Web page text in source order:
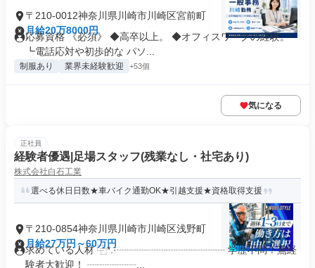
〒210-0012神奈川県川崎市川崎区宮前町
月給20万8000円
応募資格 《必須》 ◆高卒以上。 ◆オフィスワークの経験。
┗電話応対や初歩的な パソ...
制服あり 業界未経験歓迎 +53個
気になる
正社員
経験者優遇|足場スタッフ(残業なし・社宅あり)
株式会社白石工業
選べる休日日数★車バイク通勤OK★引越支援★資格取得支援
〒210-0854神奈川県川崎市川崎区浅野町
月給27万円～60万円
求めている人材 ⿻*.·┈┈┈┈┈┈┈┈┈┈┈ 学歴不問！鳶経
験者大歓迎！ ┈┈┈┈┈...